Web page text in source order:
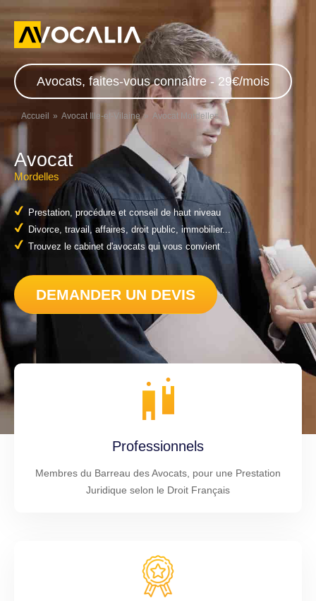
Avocats, faites-vous connaître - 29€/mois
Accueil Avocat Ille-et-Vilaine Avocat Mordelles
Avocat
Mordelles
Prestation, procédure et conseil de haut niveau
Divorce, travail, affaires, droit public, immobilier...
Trouvez le cabinet d'avocats qui vous convient
DEMANDER UN DEVIS
Professionnels
Membres du Barreau des Avocats, pour une Prestation
Juridique selon le Droit Français